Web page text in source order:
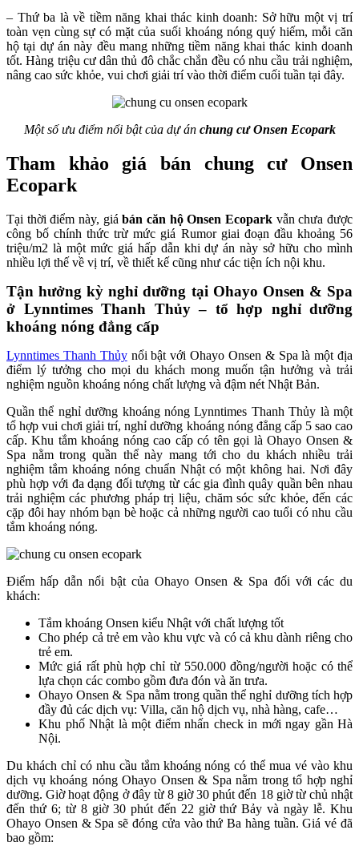
– Thứ ba là về tiềm năng khai thác kinh doanh: Sở hữu một vị trí
toàn vẹn cùng sự có mặt của suối khoáng nóng quý hiếm, mỗi căn
hộ tại dự án này đều mang những tiềm năng khai thác kinh doanh
tốt. Hàng triệu cư dân thủ đô chắc chắn đều có nhu cầu trải nghiệm,
nâng cao sức khỏe, vui chơi giải trí vào thời điểm cuối tuần tại đây.
Một số ưu điểm nổi bật của dự án chung cư Onsen Ecopark
Tham khảo giá bán chung cư Onsen
Ecopark
Tại thời điểm này, giábán căn hộ Onsen Ecopark vẫn chưa được
công bố chính thức trừ mức giá Rumor giai đoạn đầu khoảng 56
triệu/m2 là một mức giá hấp dẫn khi dự án này sở hữu cho mình
nhiều lợi thế về vị trí, về thiết kế cũng như các tiện ích nội khu.
Tận hưởng kỳ nghỉ dưỡng tại Ohayo Onsen & Spa
ở Lynntimes Thanh Thủy – tổ hợp nghỉ dưỡng
khoáng nóng đẳng cấp
Lynntimes Thanh Thủynổi bật với Ohayo Onsen & Spa là một địa
điểm lý tưởng cho mọi du khách mong muốn tận hưởng và trải
nghiệm nguồn khoáng nóng chất lượng và đậm nét Nhật Bản.
Quần thể nghỉ dưỡng khoáng nóng Lynntimes Thanh Thủy là một
tổ hợp vui chơi giải trí, nghỉ dưỡng khoáng nóng đẳng cấp 5 sao cao
cấp. Khu tắm khoáng nóng cao cấp có tên gọi là Ohayo Onsen &
Spa nằm trong quần thể này mang tới cho du khách nhiều trải
nghiệm tắm khoáng nóng chuẩn Nhật có một không hai. Nơi đây
phù hợp với đa dạng đối tượng từ các gia đình quây quần bên nhau
trải nghiệm các phương pháp trị liệu, chăm sóc sức khỏe, đến các
cặp đôi hay nhóm bạn bè hoặc cả những người cao tuổi có nhu cầu
tắm khoáng nóng.
Điểm hấp dẫn nổi bật của Ohayo Onsen & Spa đối với các du
khách:
Tắm khoáng Onsen kiểu Nhật với chất lượng tốt
Cho phép cả trẻ em vào khu vực và có cả khu dành riêng cho
trẻ em.
Mức giá rất phù hợp chỉ từ 550.000 đồng/người hoặc có thể
lựa chọn các combo gồm đưa đón và ăn trưa.
Ohayo Onsen & Spa nằm trong quần thể nghỉ dưỡng tích hợp
đầy đủ các dịch vụ: Villa, căn hộ dịch vụ, nhà hàng, cafe…
Khu phố Nhật là một điểm nhấn check in mới ngay gần Hà
Nội.
Du khách chỉ có nhu cầu tắm khoáng nóng có thể mua vé vào khu
dịch vụ khoáng nóng Ohayo Onsen & Spa nằm trong tổ hợp nghỉ
dưỡng. Giờ hoạt động ở đây từ 8 giờ 30 phút đến 18 giờ từ chủ nhật
đến thứ 6; từ 8 giờ 30 phút đến 22 giờ thứ Bảy và ngày lễ. Khu
Ohayo Onsen & Spa sẽ đóng cửa vào thứ Ba hàng tuần. Giá vé đã
bao gồm: